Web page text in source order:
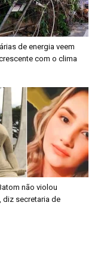
de energia veem
com o clima
não violou
diz secretaria de